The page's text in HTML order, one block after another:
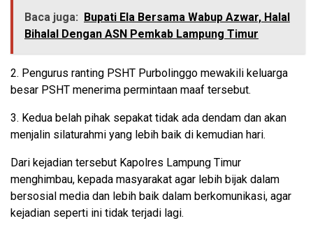
Baca juga: Bupati Ela Bersama Wabup Azwar, Halal
Bihalal Dengan ASN Pemkab Lampung Timur
2. Pengurus ranting PSHT Purbolinggo mewakili keluarga
besar PSHT menerima permintaan maaf tersebut.
3. Kedua belah pihak sepakat tidak ada dendam dan akan
menjalin silaturahmi yang lebih baik di kemudian hari.
Dari kejadian tersebut Kapolres Lampung Timur
menghimbau, kepada masyarakat agar lebih bijak dalam
bersosial media dan lebih baik dalam berkomunikasi, agar
kejadian seperti ini tidak terjadi lagi.